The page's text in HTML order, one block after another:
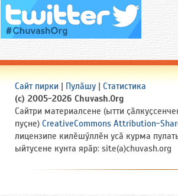
Сайт пирки | Пулӑшу | Статистика
(c) 2005-2026 Chuvash.Org
Сайтри материалсене (ытти
пуҫне) CreativeCommons Attribution-
лицензипе килӗшӳллӗн усӑ курма
ыйтусене кунта ярӑр: site(a)chuvash.org